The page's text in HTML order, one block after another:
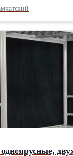
пансионатов, турбаз; -
учебных
бытовок); - кровати для
кровати
и мелкий опт.
Белоруссии,